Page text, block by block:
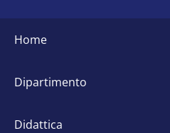
dipartimentali
home
dipartimento
didattica